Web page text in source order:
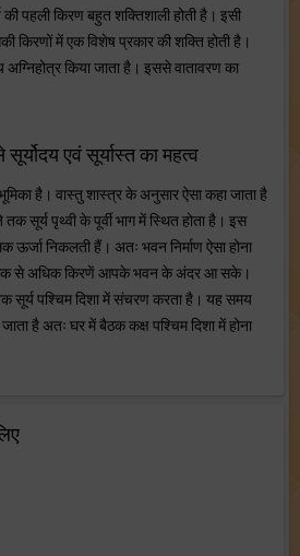
पहली किरण बहुत शक्तिशाली होती है। इसी
किरणों में एक विशेष प्रकार की शक्ति होती है।
किया जाता है। इससे वातावरण का
एवं सूर्यास्त का महत्व
है। वास्तु शास्त्र के अनुसार ऐसा कहा जाता है
सूर्य पृथ्वी के पूर्वी भाग में स्थित होता है। इस
ऊर्जा निकलती हैं। अतः भवन निर्माण ऐसा होना
से अधिक किरणें आपके भवन के अंदर आ सके।
सूर्य पश्चिम दिशा में संचरण करता है। यह समय
है अतः घर में बैठक कक्ष पश्चिम दिशा में होना